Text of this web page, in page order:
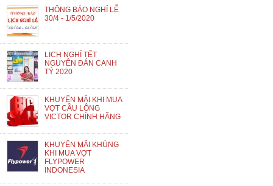
THÔNG BÁO NGHỈ LỄ
30/4 - 1/5/2020
LỊCH NGHỈ TẾT
NGUYÊN ĐÁN CANH
TÝ 2020
KHUYẾN MÃI KHI MUA
VỢT CẦU LÔNG
VICTOR CHÍNH HÃNG
KHUYẾN MÃI KHỦNG
KHI MUA VỢT
FLYPOWER
INDONESIA